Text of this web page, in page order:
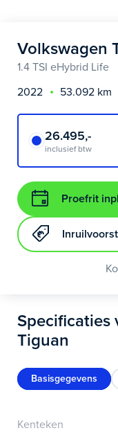
Volkswagen
1.4 TSI eHybrid Life
2022
53.092 km
26.495,-
inclusief btw
Proefrit
Specificaties
Tiguan
Basisgegevens
Kenteken